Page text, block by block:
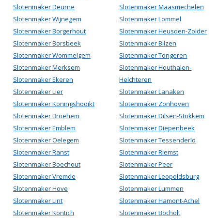
Slotenmaker Deurne
Slotenmaker Wijnegem
Slotenmaker Borgerhout
Slotenmaker Borsbeek
Slotenmaker Wommelgem
Slotenmaker Merksem
Slotenmaker Ekeren
Slotenmaker Lier
Slotenmaker Koningshooikt
Slotenmaker Broehem
Slotenmaker Emblem
Slotenmaker Oelegem
Slotenmaker Ranst
Slotenmaker Boechout
Slotenmaker Vremde
Slotenmaker Hove
Slotenmaker Lint
Slotenmaker Kontich
Slotenmaker Maasmechelen
Slotenmaker Lommel
Slotenmaker Heusden-Zolder
Slotenmaker Bilzen
Slotenmaker Tongeren
Slotenmaker Houthalen-
Helchteren
Slotenmaker Lanaken
Slotenmaker Zonhoven
Slotenmaker Dilsen-Stokkem
Slotenmaker Diepenbeek
Slotenmaker Tessenderlo
Slotenmaker Riemst
Slotenmaker Peer
Slotenmaker Leopoldsburg
Slotenmaker Lummen
Slotenmaker Hamont-Achel
Slotenmaker Bocholt